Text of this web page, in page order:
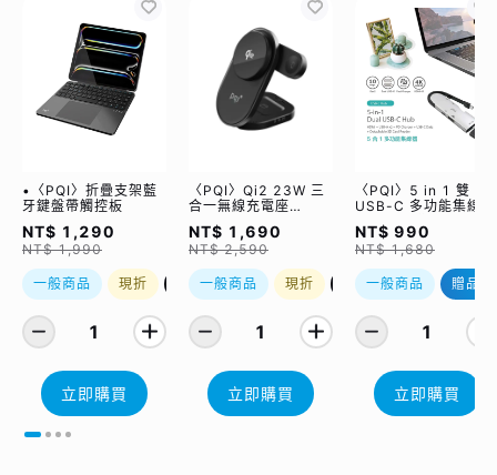
•〈PQI〉折疊支架藍
牙鍵盤帶觸控板
NT$ 1,290
NT$ 1,990
一般商品 現折 優惠加購
1
立即購買
〈PQI〉Qi2 23W 三
合一無線充電座
(WCC2302)
NT$ 1,690
NT$ 2,590
一般商品 現折 優惠加購
1
立即購買
〈PQI〉5 in 1 雙
USB-C 多功能集線器
（限量加贈｜U988
class 10 Micro SD
記憶卡 64GB，附 SD
轉卡）
NT$ 990
NT$ 1,680
一般商品 贈品
1
立即購買